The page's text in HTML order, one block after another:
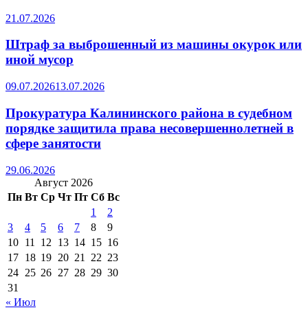
21.07.2026
Штраф за выброшенный из машины окурок или
иной мусор
09.07.202613.07.2026
Прокуратура Калининского района в судебном
порядке защитила права несовершеннолетней в
сфере занятости
29.06.2026
Август 2026
Пн Вт Ср Чт Пт Сб Вс
1
2
3
4 5 6 7 8
9
10 11 12 13 14 15 16
17 18 19 20 21 22 23
24 25 26 27 28 29 30
31
« Июл